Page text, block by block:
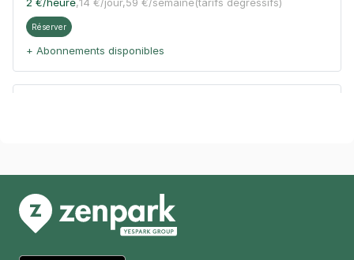
Réserver
+ Abonnements disponibles
4,3(3 avis)
Réserver
+ Abonnements disponibles